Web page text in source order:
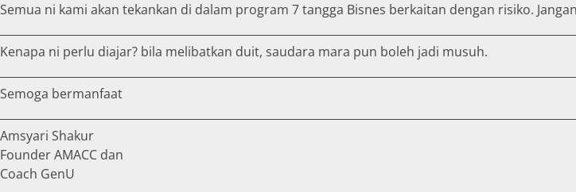
Semua ni kami akan tekankan di dalam program 7 tangga Bisnes berkaitan dengan risiko.
Kenapa ni perlu diajar? bila melibatkan duit, saudara mara pun boleh jadi musuh.
Semoga bermanfaat
Amsyari Shakur
Founder AMACC dan
Coach GenU